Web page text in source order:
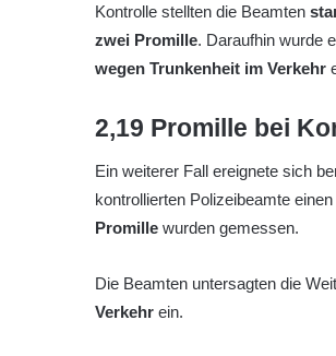
Kontrolle stellten die Beamten
zwei Promille. Daraufhin wurde
wegen Trunkenheit im Verkehr
2,19 Promille bei
Ein weiterer Fall ereignete sich
kontrollierten Polizeibeamte einen
Promille wurden gemessen.
Die Beamten untersagten die
Verkehr ein.